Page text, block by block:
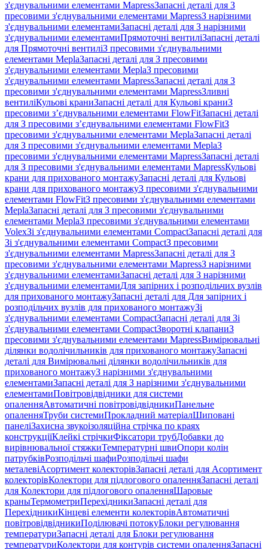
з'єднувальними елементами MapressЗапасні деталі для З
пресовими з'єднувальними елементами MapressЗ нарізними
з'єднувальними елементамиЗапасні деталі для З нарізними
з'єднувальними елементамиПрямоточні вентиліЗапасні деталі
для Прямоточні вентиліЗ пресовими з'єднувальними
елементами MeplaЗапасні деталі для З пресовими
з'єднувальними елементами MeplaЗ пресовими
з'єднувальними елементами MapressЗапасні деталі для З
пресовими з'єднувальними елементами MapressЗливні
вентиліКульові краниЗапасні деталі для Кульові краниЗ
пресовими з’єднувальними елементами FlowFitЗапасні деталі
для З пресовими з’єднувальними елементами FlowFitЗ
пресовими з'єднувальними елементами MeplaЗапасні деталі
для З пресовими з'єднувальними елементами MeplaЗ
пресовими з'єднувальними елементами MapressЗапасні деталі
для З пресовими з'єднувальними елементами MapressКульові
крани для прихованого монтажуЗапасні деталі для Кульові
крани для прихованого монтажуЗ пресовими з'єднувальними
елементами FlowFitЗ пресовими з'єднувальними елементами
MeplaЗапасні деталі для З пресовими з'єднувальними
елементами MeplaЗ пресовими з'єднувальними елементами
VolexЗі з'єднувальними елементами CompactЗапасні деталі для
Зі з'єднувальними елементами CompactЗ пресовими
з'єднувальними елементами MapressЗапасні деталі для З
пресовими з'єднувальними елементами MapressЗ нарізними
з'єднувальними елементамиЗапасні деталі для З нарізними
з'єднувальними елементамиДля запірних і розподільчих вузлів
для прихованого монтажуЗапасні деталі для Для запірних і
розподільчих вузлів для прихованого монтажуЗі
з'єднувальними елементами CompactЗапасні деталі для Зі
з'єднувальними елементами CompactЗворотні клапаниЗ
пресовими з'єднувальними елементами MapressВимірювальні
ділянки водолічильників для прихованого монтажуЗапасні
деталі для Вимірювальні ділянки водолічильників для
прихованого монтажуЗ нарізними з'єднувальними
елементамиЗапасні деталі для З нарізними з'єднувальними
елементамиПовітровідвідники для системи
опаленняАвтоматичні повітровідвідникиПанельне
опаленняТруби системиПрокладний матеріалШиповані
панеліЗахисна звукоізоляційна стрічка по краях
конструкціїКлейкі стрічкиФіксатори трубДобавки до
вирівнювальної стяжкиТемпературні швиОпори колін
патрубківРозподільчі шафиРозподільчі шафи
металевіАсортимент колекторівЗапасні деталі для Асортимент
колекторівКолектори для підлогового опаленняЗапасні деталі
для Колектори для підлогового опаленняШаровые
краныТермометриПерехідникиЗапасні деталі для
ПерехідникиКінцеві елементи колекторівАвтоматичні
повітровідвідникиПоділювачі потокуБлоки регулювання
температуриЗапасні деталі для Блоки регулювання
температуриКолектори для контурів системи опаленняЗапасні